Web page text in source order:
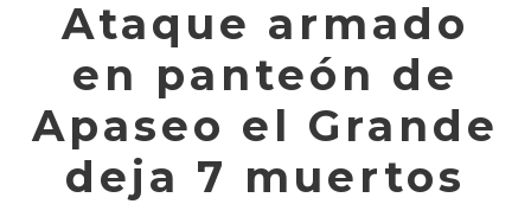
Ataque armado
en panteón de
Apaseo el Grande
deja 7 muertos